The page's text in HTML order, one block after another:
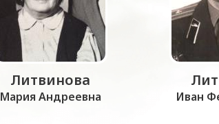
Литвинова
Мария Андреевна Иван